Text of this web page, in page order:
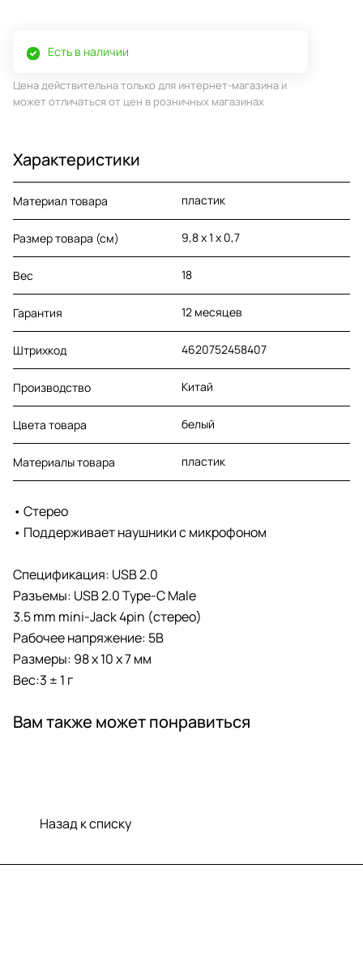
Есть в наличии
Цена действительна только для интернет-магазина и
может отличаться от цен в розничных магазинах
Характеристики
Материал товара пластик
Размер товара (см) 9,8 х 1 х 0,7
Вес 18
Гарантия 12 месяцев
Штрихкод 4620752458407
Производство Китай
Цвета товара белый
Материалы товара пластик
• Стерео
• Поддерживает наушники с микрофоном
Спецификация: USB 2.0
Разъемы: USB 2.0 Type-C Male
3.5 mm mini-Jack 4pin (стерео)
Рабочее напряжение: 5В
Размеры: 98 x 10 x 7 мм
Вес:3 ± 1 г
Вам также может понравиться
Назад к списку